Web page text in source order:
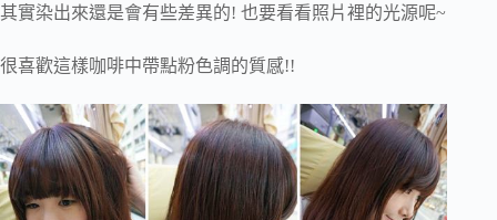
其實染出來還是會有些差異的! 也要看看照片裡的光源呢~
很喜歡這樣咖啡中帶點粉色調的質感!!